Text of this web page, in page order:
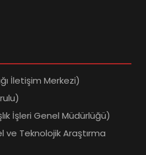
İletişim Merkezi)
İşleri Genel Müdürlüğü)
ve Teknolojik Araştırma